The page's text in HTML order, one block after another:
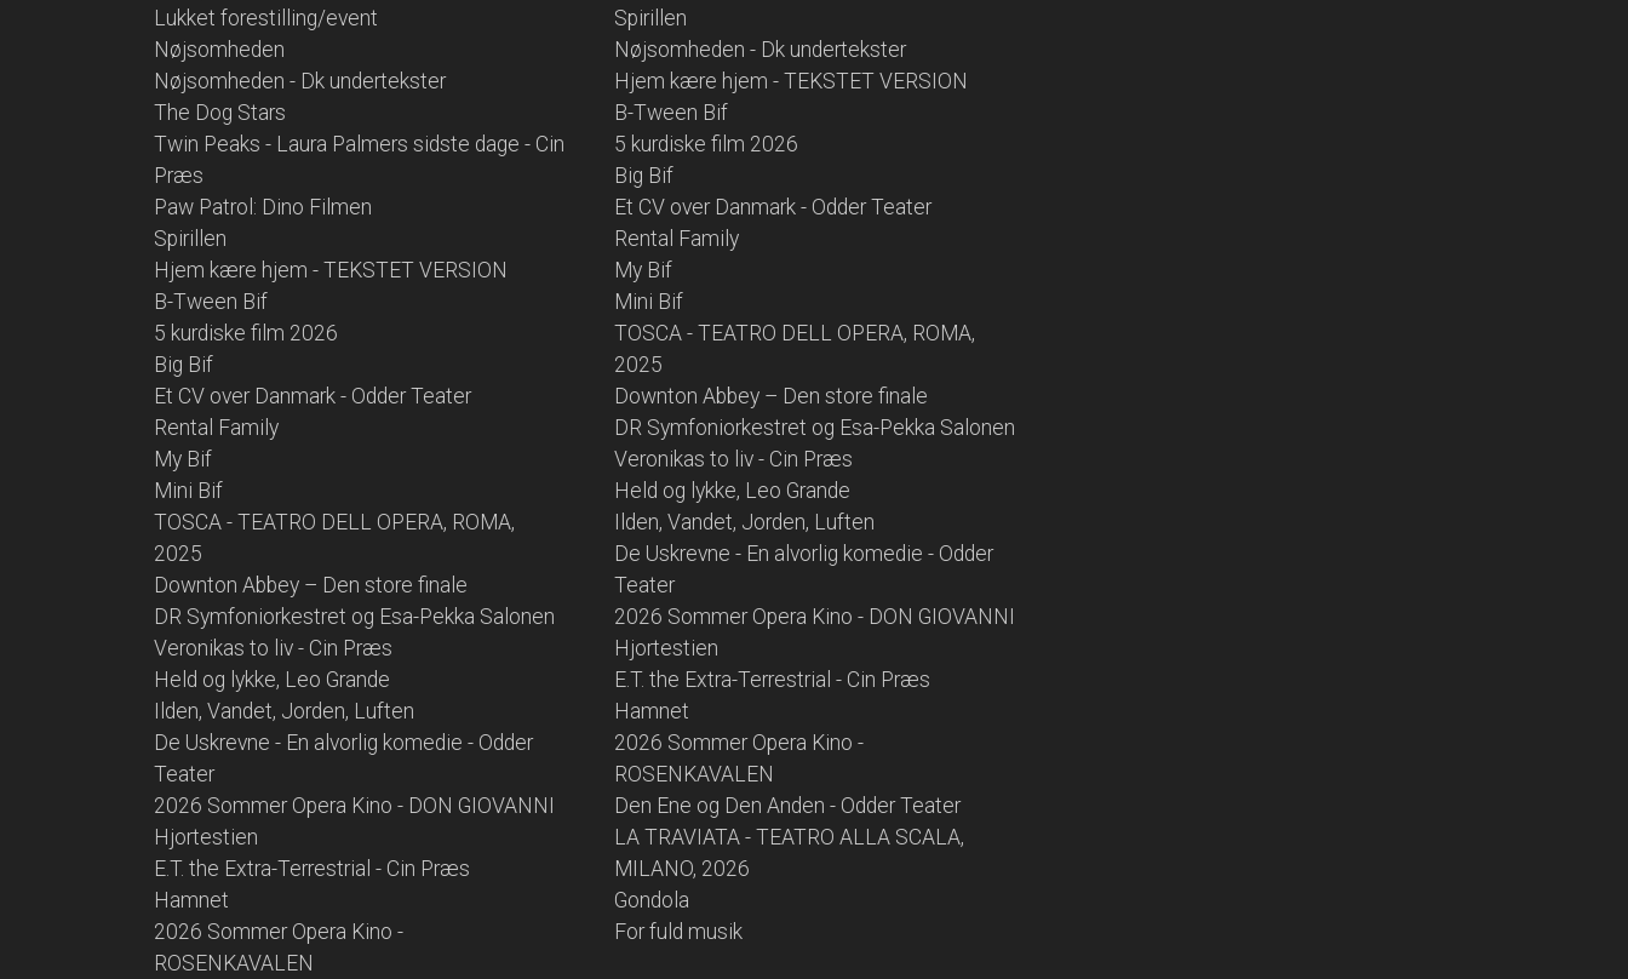
Lukket forestilling/event
Nøjsomheden
Nøjsomheden - Dk undertekster
The Dog Stars
Twin Peaks - Laura Palmers sidste dage - Cin
Præs
Paw Patrol: Dino Filmen
Spirillen
Hjem kære hjem - TEKSTET VERSION
B-Tween Bif
5 kurdiske film 2026
Big Bif
Et CV over Danmark - Odder Teater
Rental Family
My Bif
Mini Bif
TOSCA - TEATRO DELL OPERA, ROMA,
2025
Downton Abbey – Den store finale
DR Symfoniorkestret og Esa-Pekka Salonen
Veronikas to liv - Cin Præs
Held og lykke, Leo Grande
Ilden, Vandet, Jorden, Luften
De Uskrevne - En alvorlig komedie - Odder
Teater
2026 Sommer Opera Kino - DON GIOVANNI
Hjortestien
E.T. the Extra-Terrestrial - Cin Præs
Hamnet
2026 Sommer Opera Kino -
ROSENKAVALEN
Spirillen
Nøjsomheden - Dk undertekster
Hjem kære hjem - TEKSTET VERSION
B-Tween Bif
5 kurdiske film 2026
Big Bif
Et CV over Danmark - Odder Teater
Rental Family
My Bif
Mini Bif
TOSCA - TEATRO DELL OPERA, ROMA,
2025
Downton Abbey – Den store finale
DR Symfoniorkestret og Esa-Pekka Salonen
Veronikas to liv - Cin Præs
Held og lykke, Leo Grande
Ilden, Vandet, Jorden, Luften
De Uskrevne - En alvorlig komedie - Odder
Teater
2026 Sommer Opera Kino - DON GIOVANNI
Hjortestien
E.T. the Extra-Terrestrial - Cin Præs
Hamnet
2026 Sommer Opera Kino -
ROSENKAVALEN
Den Ene og Den Anden - Odder Teater
LA TRAVIATA - TEATRO ALLA SCALA,
MILANO, 2026
Gondola
For fuld musik